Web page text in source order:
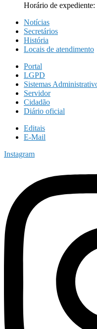
Horário de expediente:
Notícias
Secretários
História
Locais de atendimento
Portal
LGPD
Sistemas
Servidor
Cidadão
Diário oficial
Editais
E-Mail
Instagram